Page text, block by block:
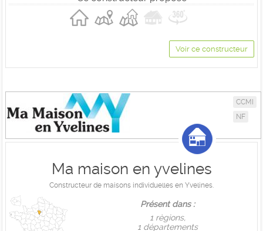
Voir ce constructeur
CCMI
NF
Ma maison en yvelines
Constructeur de maisons individuelles en Yvelines.
Présent dans :
1 règions,
1 départements